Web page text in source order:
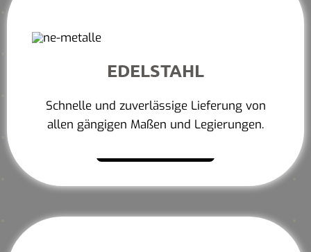
EDELSTAHL
Schnelle und zuverlässige Lieferung von
allen gängigen Maßen und Legierungen.